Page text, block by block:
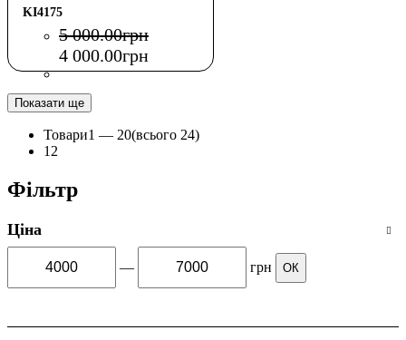
KI4175
5 000.00грн
4 000.00грн
Показати ще
Товари1 — 20(всього 24)
1 2
Фільтр
Ціна
— грн ОК